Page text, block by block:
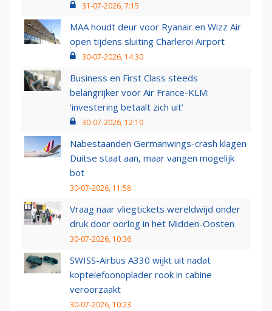
31-07-2026, 7:15
MAA houdt deur voor Ryanair en Wizz Air
open tijdens sluiting Charleroi Airport
30-07-2026, 14:30
Business en First Class steeds
belangrijker voor Air France-KLM:
‘investering betaalt zich uit’
30-07-2026, 12:10
Nabestaanden Germanwings-crash klagen
Duitse staat aan, maar vangen mogelijk
bot
30-07-2026, 11:58
Vraag naar vliegtickets wereldwijd onder
druk door oorlog in het Midden-Oosten
30-07-2026, 10:36
SWISS-Airbus A330 wijkt uit nadat
koptelefoonoplader rook in cabine
veroorzaakt
30-07-2026, 10:23